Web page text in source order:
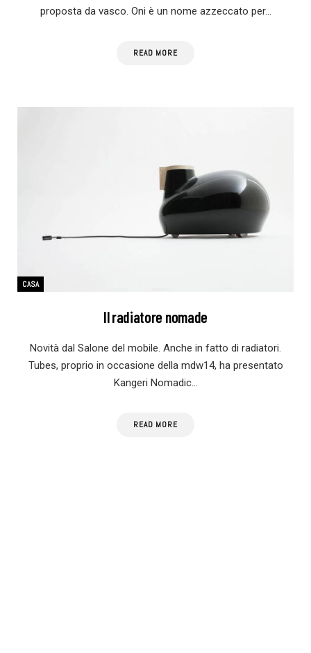
proposta da vasco. Oni è un nome azzeccato per…
READ MORE
CASA
Il radiatore nomade
Novità dal Salone del mobile. Anche in fatto di radiatori.
Tubes, proprio in occasione della mdw14, ha presentato
Kangeri Nomadic…
READ MORE